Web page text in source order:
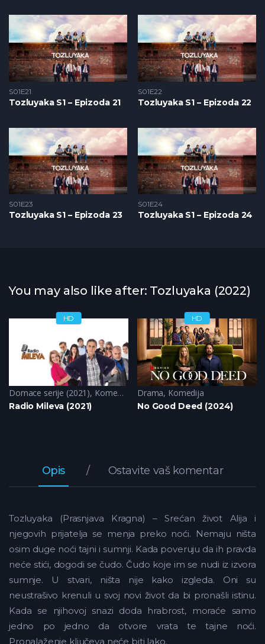
S01E21
Tozluyaka S1 – Epizoda 21
S01E22
Tozluyaka S1 – Epizoda 22
S01E23
Tozluyaka S1 – Epizoda 23
S01E24
Tozluyaka S1 – Epizoda 24
You may also like after: Tozluyaka (2022)
HD
Domace serije (2021), Komedija
Radio Mileva (2021)
HD
Drama, Komedija
No Good Deed (2024)
Opis Ostavite vaš komentar
Tozluyaka (Prasnjava Kragna) – Srećan život Alija i
njegovih prijatelja se menja preko noći. Nemaju ništa
osim duge noći tajni i sumnji. Kada poveruju da ih pravda
neće stići, dogodi se čudo. Čudo koje im se nudi iz izvora
sumnje. U stvari, ništa nije kako izgleda. Oni su
neustrašivo krenuli u svoj novi život da bi pronašli istinu.
Kada se njihovoj snazi doda hrabrost, moraće samo
jedno po jedno da otvore vrata te tajne noći.
Pronalaženje ključeva neće biti lako.